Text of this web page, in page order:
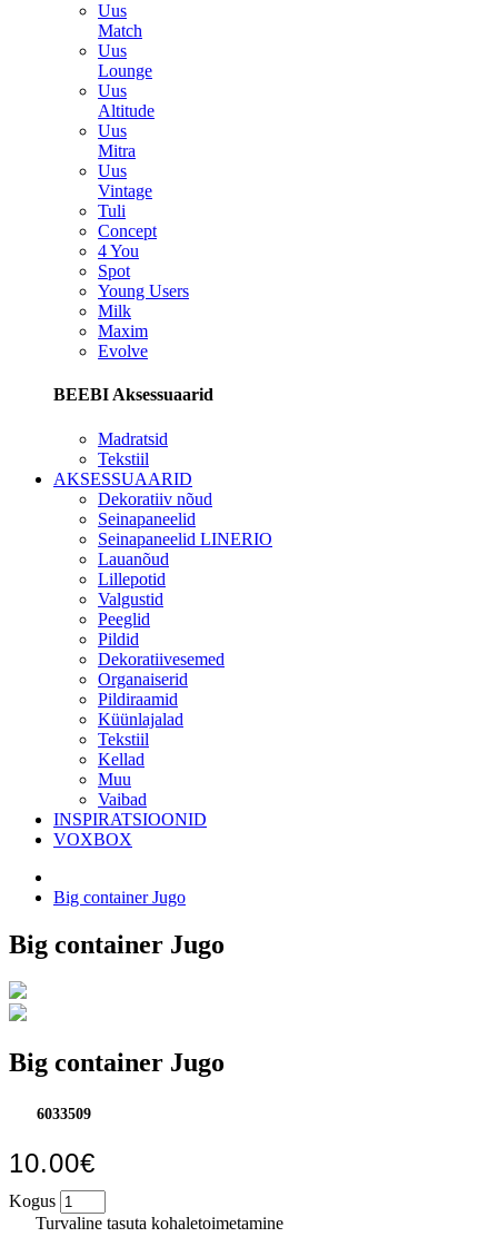
Uus
Match
Uus
Lounge
Uus
Altitude
Uus
Mitra
Uus
Vintage
Tuli
Concept
4 You
Spot
Young Users
Milk
Maxim
Evolve
BEEBI Aksessuaarid
Madratsid
Tekstiil
AKSESSUAARID
Dekoratiiv nõud
Seinapaneelid
Seinapaneelid LINERIO
Lauanõud
Lillepotid
Valgustid
Peeglid
Pildid
Dekoratiivesemed
Organaiserid
Pildiraamid
Küünlajalad
Tekstiil
Kellad
Muu
Vaibad
INSPIRATSIOONID
VOXBOX
Big container Jugo
Big container Jugo
Big container Jugo
6033509
10.00€
Kogus
Turvaline tasuta kohaletoimetamine